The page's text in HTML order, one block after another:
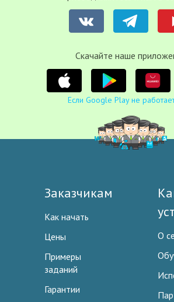
Cкачайте наше
Если Google Play не
Заказчикам
Как начать
Цены
Примеры
заданий
Гарантии
О